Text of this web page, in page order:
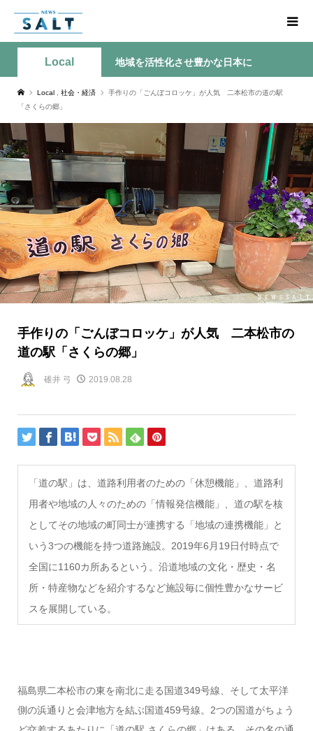
Local 地域を活性化させ豊かな日本に
Local 社会・経済
手作りの「ごんぼコロッケ」が人気 二本松市の道の駅
「さくらの郷」
手作りの「ごんぼコロッケ」が人気 二本松市の
道の駅「さくらの郷」
碓井 弓 2019.08.28
「道の駅」は、道路利用者のための「休憩機能」、道路利
用者や地域の人々のための「情報発信機能」、道の駅を核
としてその地域の町同士が連携する「地域の連携機能」と
いう3つの機能を持つ道路施設。2019年6月19日付時点で
全国に1160カ所あるという。沿道地域の文化・歴史・名
所・特産物などを紹介するなど施設毎に個性豊かなサービ
スを展開している。
福島県二本松市の東を南北に走る国道349号線、そして太平洋
側の浜通りと会津地方を結ぶ国道459号線。2つの国道がちょう